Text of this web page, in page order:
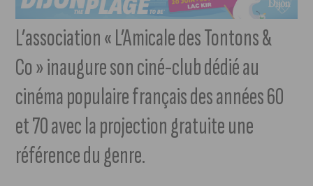
L’association « L’Amicale des Tontons &
Co » inaugure son ciné-club dédié au
cinéma populaire français des années 60
et 70 avec la projection gratuite une
référence du genre.